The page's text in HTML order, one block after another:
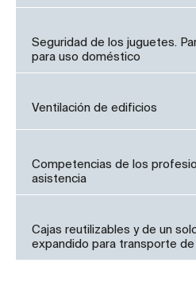
Seguridad de los juguetes.
para uso doméstico
Ventilación de edificios
Competencias de los
asistencia
Cajas reutilizables y de un
expandido para transporte